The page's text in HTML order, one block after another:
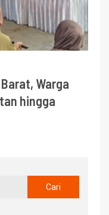
Warga
hingga